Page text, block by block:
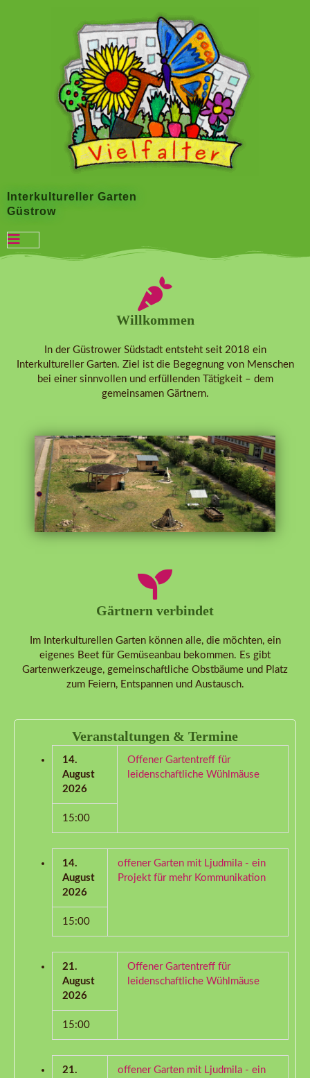
Interkultureller Garten
Güstrow
Willkommen
In der Güstrower Südstadt entsteht seit 2018 ein
Interkultureller Garten. Ziel ist die Begegnung von Menschen
bei einer sinnvollen und erfüllenden Tätigkeit – dem
gemeinsamen Gärtnern.
Gärtnern verbindet
Im Interkulturellen Garten können alle, die möchten, ein
eigenes Beet für Gemüseanbau bekommen. Es gibt
Gartenwerkzeuge, gemeinschaftliche Obstbäume und Platz
zum Feiern, Entspannen und Austausch.
Veranstaltungen & Termine
14.
August
2026
Offener Gartentreff für
leidenschaftliche Wühlmäuse
15:00
14.
August
2026
offener Garten mit Ljudmila - ein
Projekt für mehr Kommunikation
15:00
21.
August
2026
Offener Gartentreff für
leidenschaftliche Wühlmäuse
15:00
21.
offener Garten mit Ljudmila - ein